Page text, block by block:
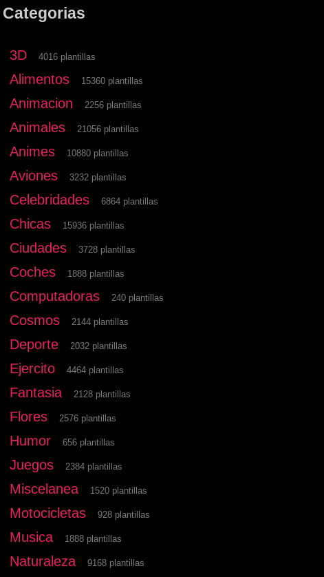
Categorias
3D 4016 plantillas
Alimentos 15360 plantillas
Animacion 2256 plantillas
Animales 21056 plantillas
Animes 10880 plantillas
Aviones 3232 plantillas
Celebridades 6864 plantillas
Chicas 15936 plantillas
Ciudades 3728 plantillas
Coches 1888 plantillas
Computadoras 240 plantillas
Cosmos 2144 plantillas
Deporte 2032 plantillas
Ejercito 4464 plantillas
Fantasia 2128 plantillas
Flores 2576 plantillas
Humor 656 plantillas
Juegos 2384 plantillas
Miscelanea 1520 plantillas
Motocicletas 928 plantillas
Musica 1888 plantillas
Naturaleza 9168 plantillas